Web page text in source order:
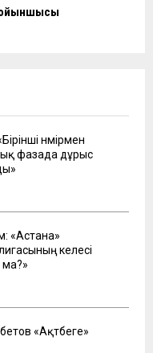
ойыншысы
нөмірмен
фазада дұрыс
«Астана»
келесі
ма?»
«Ақтөбеге»